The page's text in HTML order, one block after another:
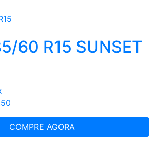
60 R15 SUNSET
COMPRE AGORA